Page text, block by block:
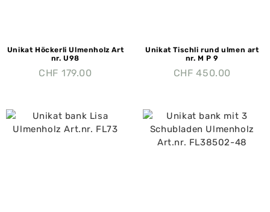
Unikat Höckerli Ulmenholz Art
nr. U98
CHF 179.00
Unikat Tischli rund ulmen art
nr. M P 9
CHF 450.00